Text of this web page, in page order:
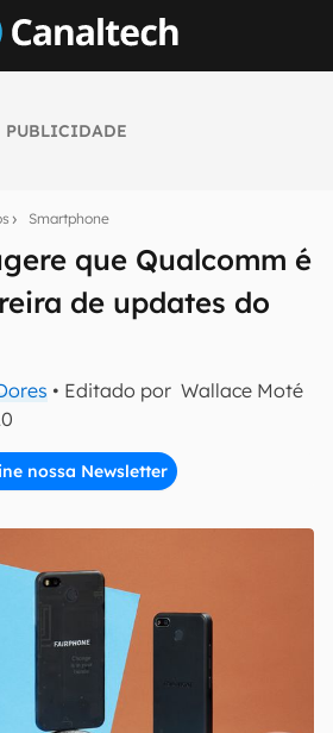
PUBLICIDADE
Smartphone
que Qualcomm é
de updates do
• Editado por Wallace Moté
nossa Newsletter
tecnologia em primeira
inscreva-se
e concordo com os Termos de
do Canaltech.